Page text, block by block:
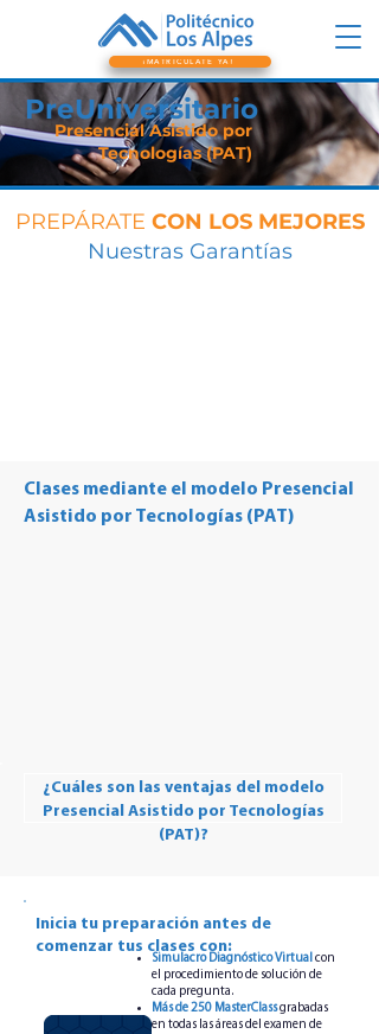
¡MATRICÚLATE YA!
PreUniversitario
Presencial Asistido por
Tecnologías (PAT)
PREPÁRATE CON LOS MEJORES
Nuestras Garantías
Clases mediante el modelo Presencial
Asistido por Tecnologías (PAT)
¿Cuáles son las ventajas del modelo
Presencial Asistido por Tecnologías
(PAT)?
Inicia tu preparación antes de
comenzar tus clases con:
Simulacro Diagnóstico Virtual con
el procedimiento de solución de
cada pregunta.
Más de 250 MasterClassgrabadas
en todas las áreas del examen de